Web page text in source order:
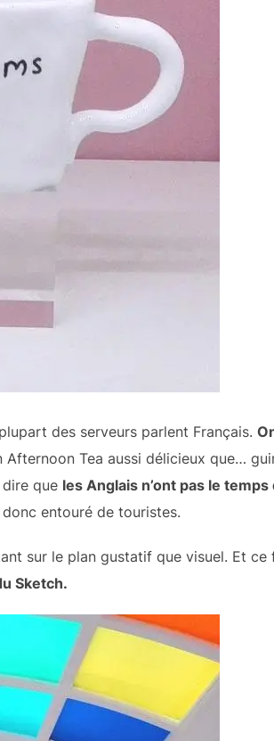
des serveurs parlent Français.
Tea aussi délicieux que…
que les Anglais n’ont pas le temps
entouré de touristes.
sur le plan gustatif que visuel. Et ce
Sketch.